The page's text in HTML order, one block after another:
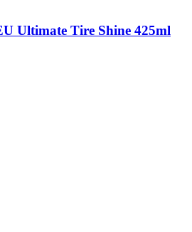
Ultimate Tire Shine 425ml